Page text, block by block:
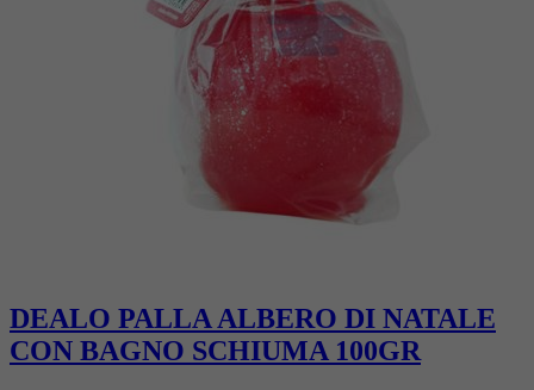
DEALO PALLA ALBERO DI NATALE
CON BAGNO SCHIUMA 100GR